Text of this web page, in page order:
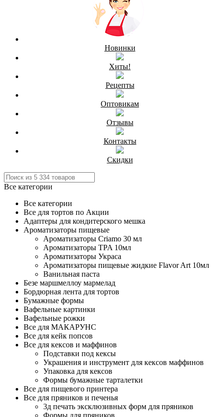
Новинки
Хиты!
Рецепты
Оптовикам
Отзывы
Контакты
Скидки
Все категории
Все категории
Все для тортов по Акции
Адаптеры для кондитерского мешка
Ароматизаторы пищевые
Ароматизаторы Criamo 30 мл
Ароматизаторы TPA 10мл
Ароматизаторы Украса
Ароматизаторы пищевые жидкие Flavor Art 10мл
Ванильная паста
Безе маршмеллоу мармелад
Бордюрная лента для тортов
Бумажные формы
Вафельные картинки
Вафельные рожки
Все для МАКАРУНС
Все для кейк попсов
Все для кексов и маффинов
Подставки под кексы
Украшения и инструмент для кексов маффинов
Упаковка для кексов
Формы бумажные тарталетки
Все для пищевого принтера
Все для пряников и печенья
3д печать эксклюзивных форм для пряников
Формы для пряников